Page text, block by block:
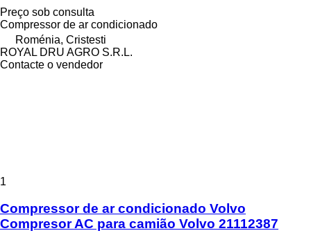
Preço sob consulta
Compressor de ar condicionado
Roménia, Cristesti
ROYAL DRU AGRO S.R.L.
Contacte o vendedor
1
Compressor de ar condicionado Volvo
Compresor AC para camião Volvo 21112387